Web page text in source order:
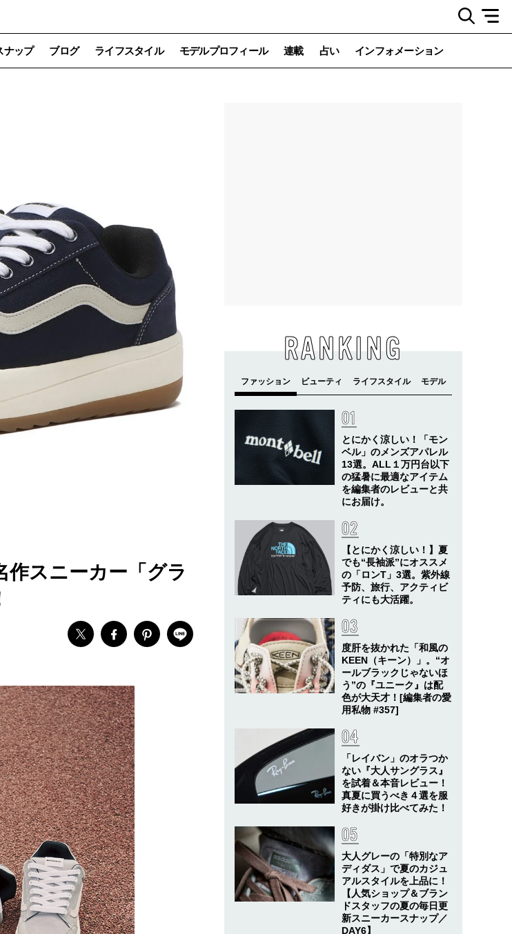
ナップ ブログ ライフスタイル モデルプロフィール 連載 占い インフォメーション
スニーカー「グラ
RANKING
とにかく涼しい！「モン
ベル」のメンズアパレル
13選。ALL１万円台以下
の猛暑に最適なアイテム
を編集者のレビューと共
にお届け。
【とにかく涼しい！】夏
でも“長袖派”にオススメ
の「ロンT」3選。紫外線
予防、旅行、アクティビ
ティにも大活躍。
度肝を抜かれた「和風の
KEEN（キーン）」。“オ
ールブラックじゃないほ
う”の『ユニーク』は配
色が大天才！[編集者の愛
用私物 #357]
「レイバン」のオラつか
ない『大人サングラス』
を試着＆本音レビュー！
真夏に買うべき４選を服
好きが掛け比べてみた！
大人グレーの「特別なア
ディダス」で夏のカジュ
アルスタイルを上品に！
【人気ショップ＆ブラン
ドスタッフの夏の毎日更
新スニーカースナップ／
DAY6】